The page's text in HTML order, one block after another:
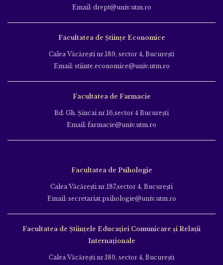
Email: drept@univ.utm.ro
Facultatea de Științe Economice
Calea Văcăreşti nr.189, sector 4, Bucureşti
Email: stiinte.economice@univ.utm.ro
Facultatea de Farmacie
Bd. Gh. Şincai nr.16,sector 4 Bucureşti
Email: farmacie@univ.utm.ro
Facultatea de Psihologie
Calea Văcăreşti nr.187,sector 4, Bucureşti
Email: secretariat.psihologie@univ.utm.ro
Facultatea de Ştiinţele Educației Comunicare și Relații
Internaționale
Calea Văcăreşti nr.189, sector 4, Bucureşti